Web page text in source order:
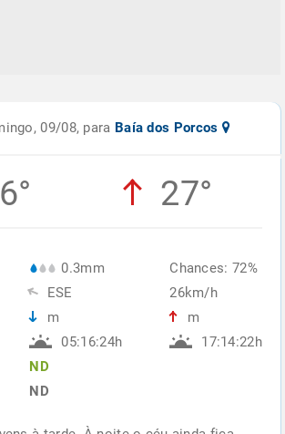
09/08, para Baía dos Porcos
27°
0.3mm
ESE
m
05:16:24h
ND
ND
Chances: 72%
26km/h
m
17:14:22h